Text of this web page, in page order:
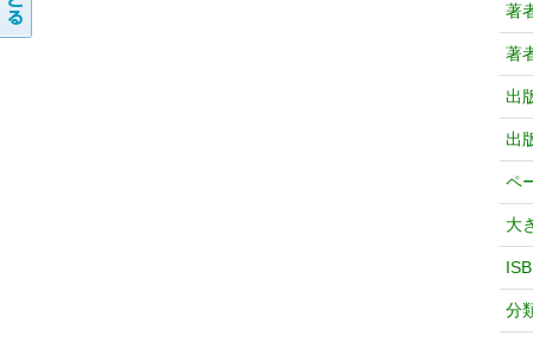
著
著
出
出
ペ
大
分